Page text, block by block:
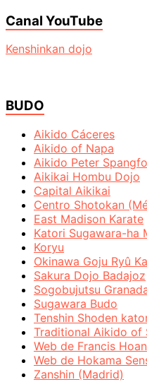
Canal YouTube
Kenshinkan dojo
BUDO
Aikido Cáceres
Aikido of Napa
Aikido Peter
Aikikai Hombu Dojo
Capital Aikikai
Centro Shotokan
East Madison Karate
Katori Sugawara-ha
Koryu
Okinawa Goju Ryû
Sakura Dojo Badajoz
Sogobujutsu
Sugawara Budo
Tenshin Shoden
Traditional Aikido of
Web de Francis
Web de Hokama
Zanshin (Madrid)